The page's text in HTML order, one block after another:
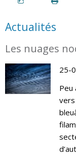
Actualités
Les nuages
25-
Peu
vers